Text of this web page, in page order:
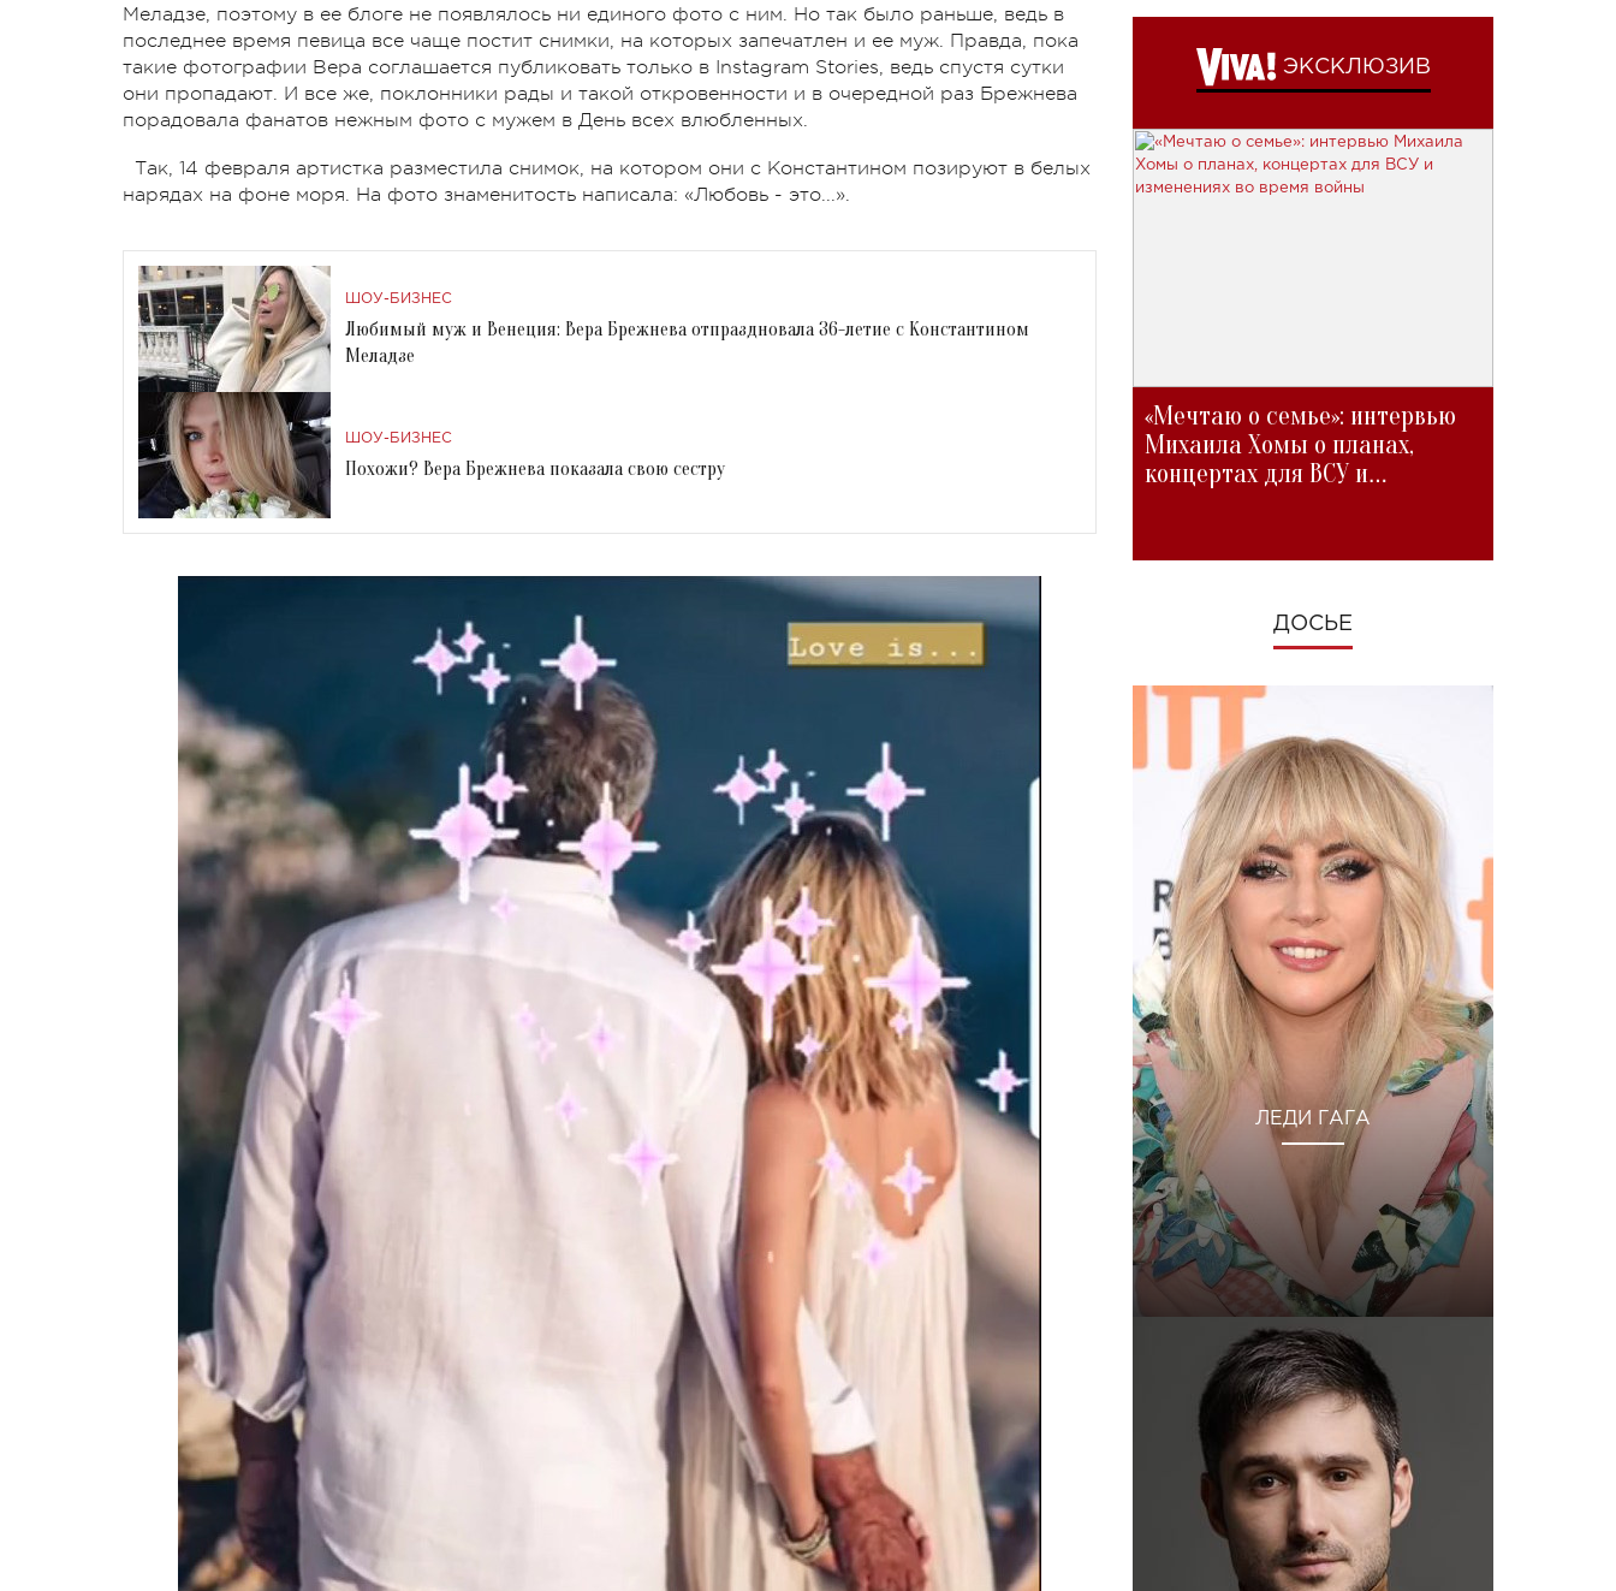
Меладзе, поэтому в ее блоге не появлялось ни единого фото с ним. Но так было раньше, ведь в
последнее время певица все чаще постит снимки, на которых запечатлен и ее муж. Правда, пока
такие фотографии Вера соглашается публиковать только в Instagram Stories, ведь спустя сутки
они пропадают. И все же, поклонники рады и такой откровенности и в очередной раз Брежнева
порадовала фанатов нежным фото с мужем в День всех влюбленных.
Так, 14 февраля артистка разместила снимок, на котором они с Константином позируют в белых
нарядах на фоне моря. На фото знаменитость написала: «Любовь - это...».
ШОУ-БИЗНЕС
Любимый муж и Венеция: Вера Брежнева отпраздновала 36-летие с Константином
Меладзе
ШОУ-БИЗНЕС
Похожи? Вера Брежнева показала свою сестру
ЭКСКЛЮЗИВ
«Мечтаю о семье»: интервью
Михаила Хомы о планах,
концертах для ВСУ и
ДОСЬЕ
ЛЕДИ ГАГА